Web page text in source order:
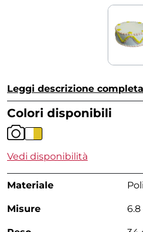
Leggi descrizione completa
Colori disponibili
Vedi disponibilità
Materiale
Misure 6.8